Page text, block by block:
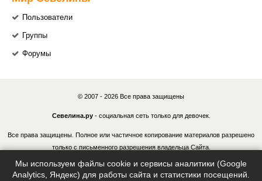
Пользователи
Группы
Форумы
© 2007 - 2026 Все права защищены
Севелина.ру- социальная сеть только для девочек.
Все права защищены. Полное или частичное копирование материалов разрешено
только с письменного разрешения владельца Сайта.
В случае обнаружения нарушений, виновные лица могут быть привлечены к
ответственности в соответствии с действующим законодательством Российской
Мы используем файлы cookie и сервисы аналитики (Google
Analytics, Яндекс) для работы сайта и статистики посещений.